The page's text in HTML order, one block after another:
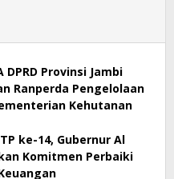
DPRD Provinsi Jambi
Ranperda Pengelolaan
Kehutanan
ke-14, Gubernur Al
Komitmen Perbaiki